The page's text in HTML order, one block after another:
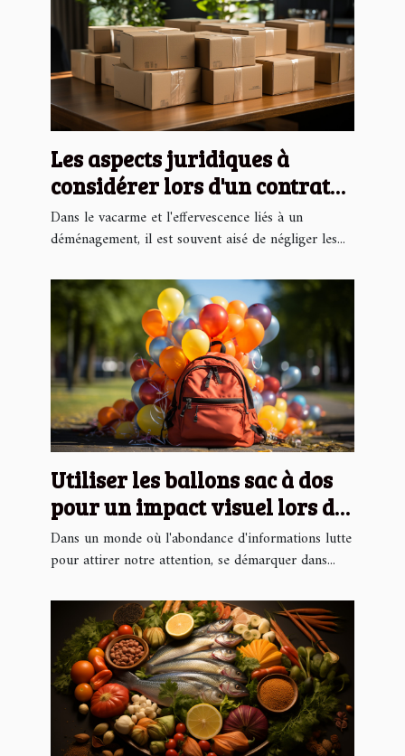
Les aspects juridiques à
considérer lors d'un contrat
de déménagement
Dans le vacarme et l'effervescence liés à un
déménagement, il est souvent aisé de négliger les...
Utiliser les ballons sac à dos
pour un impact visuel lors de
campagnes caritatives
Dans un monde où l'abondance d'informations lutte
pour attirer notre attention, se démarquer dans...